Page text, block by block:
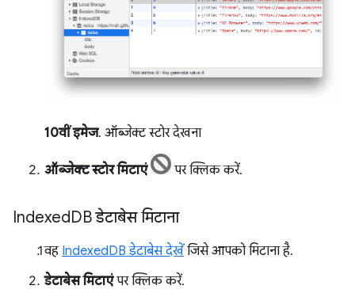
10वीं इमेज. ऑब्जेक्ट स्टोर देखना
ऑब्जेक्ट स्टोर मिटाएं पर क्लिक करें.
IndexedDB डेटाबेस मिटाना
वह IndexedDB डेटाबेस देखेंजिसे आपको मिटाना है.
डेटाबेस मिटाएंपर क्लिक करें.